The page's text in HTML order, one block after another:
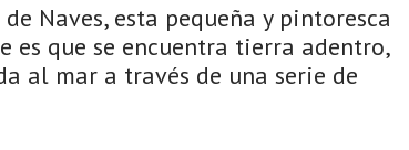
Naves, esta pequeña y pintoresca
es que se encuentra tierra adentro,
al mar a través de una serie de